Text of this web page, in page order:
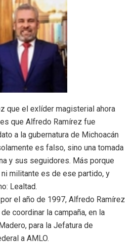
que el exlíder magisterial ahora
que Alfredo Ramírez fue
a la gubernatura de Michoacán
es falso, sino una tomada
y sus seguidores. Más porque
ni militante es de ese partido, y
Lealtad.
el año de 1997, Alfredo Ramírez
coordinar la campaña, en la
para la Jefatura de
a AMLO.